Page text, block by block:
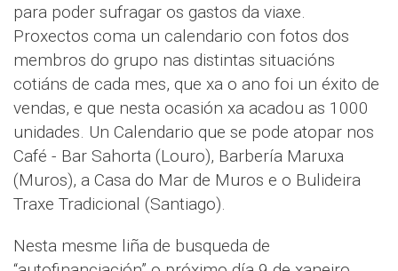
para poder sufragar os gastos da viaxe.
Proxectos coma un calendario con fotos dos
membros do grupo nas distintas situacións
cotiáns de cada mes, que xa o ano foi un éxito de
vendas, e que nesta ocasión xa acadou as 1000
unidades. Un Calendario que se pode atopar nos
Café - Bar Sahorta (Louro), Barbería Maruxa
(Muros), a Casa do Mar de Muros e o Bulideira
Traxe Tradicional (Santiago).
Nesta mesme liña de busqueda de